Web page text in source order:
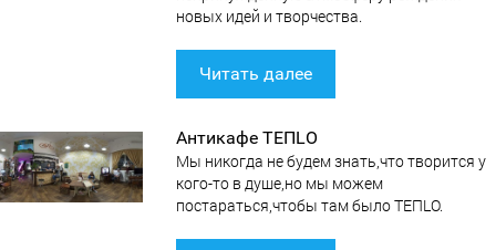
новых идей и творчества.
Читать далее
Антикафе ТЕПLО
Мы никогда не будем знать,что творится у
кого-то в душе,но мы можем
постараться,чтобы там было ТЕПLO.